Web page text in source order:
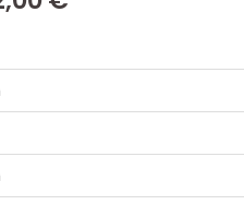
42,00 €